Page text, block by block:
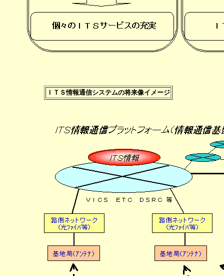
ＩＴＳ情報通信システムの将来像イメージ